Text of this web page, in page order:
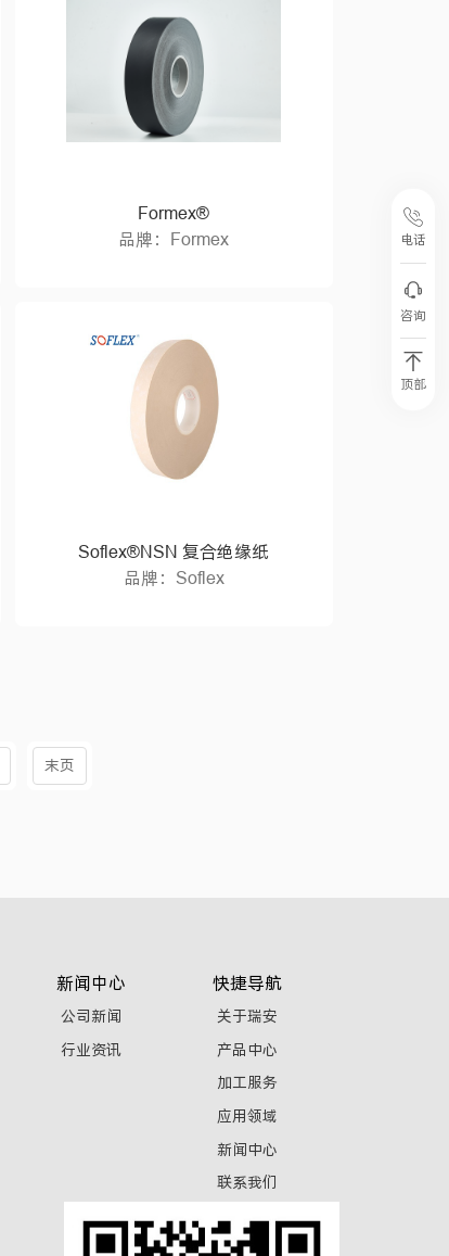
Formex®
品牌：Formex
Soflex®NSN 复合绝缘纸
品牌：Soflex
末页
电话
咨询
顶部
新闻中心
公司新闻
行业资讯
快捷导航
关于瑞安
产品中心
加工服务
应用领域
新闻中心
联系我们